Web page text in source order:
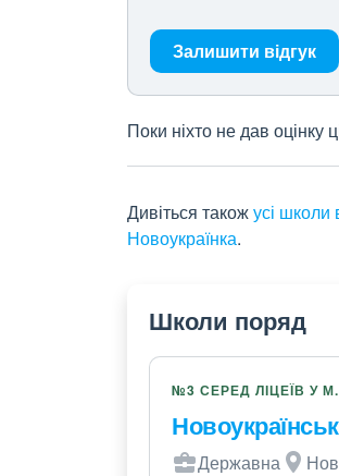
Залишити відгук
Поки ніхто не дав оцінку
Дивіться такожусі школи
Новоукраїнка.
Школи поряд
№3 СЕРЕД ЛІЦЕЇВ У
Державна